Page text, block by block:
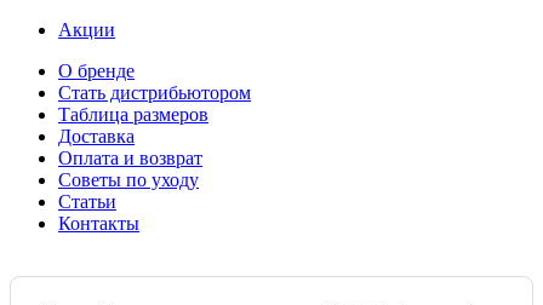
Акции
О бренде
Стать дистрибьютором
Таблица размеров
Доставка
Оплата и возврат
Советы по уходу
Статьи
Контакты